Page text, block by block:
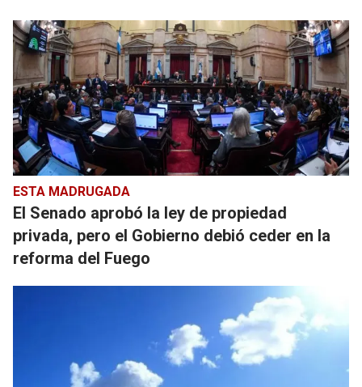
ESTA MADRUGADA
El Senado aprobó la ley de propiedad
privada, pero el Gobierno debió ceder en la
reforma del Fuego